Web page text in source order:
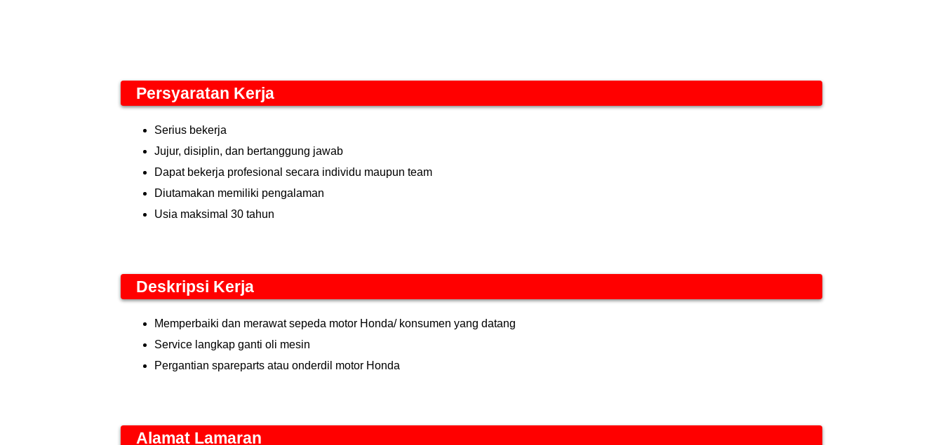
Persyaratan Kerja
Serius bekerja
Jujur, disiplin, dan bertanggung jawab
Dapat bekerja profesional secara individu maupun team
Diutamakan memiliki pengalaman
Usia maksimal 30 tahun
Deskripsi Kerja
Memperbaiki dan merawat sepeda motor Honda/ konsumen yang datang
Service langkap ganti oli mesin
Pergantian spareparts atau onderdil motor Honda
Alamat Lamaran